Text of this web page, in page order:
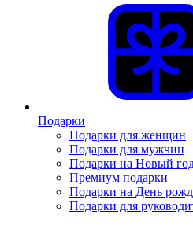
Подарки
Подарки для женщин
Подарки для мужчин
Подарки на Новый
Премиум подарки
Подарки на День
Подарки для